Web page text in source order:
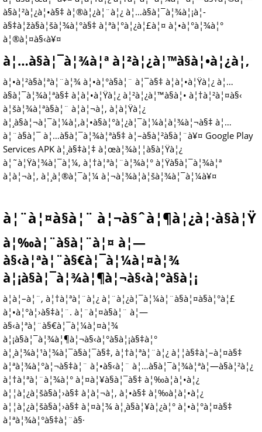
à§à¦²à¦¿à¦•à§‡ à¦®à¦¿à¦¨à¦¿ à¦…à§à¦¯à¦¾à¦¡à¦­
à§‡à¦žà§à¦šà¦¾à¦°à§‡ à¦ªà¦°à¦¿à¦£à¦¤ à¦•à¦°à¦¾à¦°
à¦®à¦¤à§‹à¥¤
à¦…à§à¦¯à¦¾à¦ª à¦²à¦¿à¦™à§à¦•à¦¿à¦‚
à¦•à¦²à§à¦ªà¦¨à¦¾ à¦•à¦°à§à¦¨ à¦¯à§‡ à¦à¦•à¦Ÿà¦¿ à¦…
à§à¦¯à¦¾à¦ªà§‡ à¦à¦•à¦Ÿà¦¿ à¦²à¦¿à¦™à§à¦• à¦†à¦²à¦¤à§‹
à¦šà¦¾à¦ªà§à¦¨ à¦à¦¬à¦‚ à¦à¦Ÿà¦¿
à¦¸à§à¦¬à¦¯à¦¼à¦‚à¦•à§à¦°à¦¿à¦¯à¦¼à¦­à¦¾à¦¬à§‡ à¦…
à¦¨à§à¦¯ à¦…à§à¦¯à¦¾à¦ªà§‡ à¦–à§à¦²à§à¦¨à¥¤ Google Play
Services APK à¦¸à§‡à¦‡ à¦œà¦¾à¦¦à§à¦Ÿà¦¿
à¦˜à¦Ÿà¦¾à¦¯à¦¼, à¦†à¦ªà¦¨à¦¾à¦° à¦Ÿà§à¦¯à¦¾à¦ª
à¦à¦¬à¦‚ à¦¸à¦®à¦¯à¦¼ à¦¬à¦¾à¦à¦šà¦¾à¦¯à¦¼à¥¤
à¦¨à¦¤à§à¦¨ à¦¬à§ˆà¦¶à¦¿à¦·à§à¦Ÿ
à¦‰à¦¨à§à¦¨à¦¤ à¦—
à§‹à¦ªà¦¨à§€à¦¯à¦¼à¦¤à¦¾
à¦¡à§à¦¯à¦¾à¦¶à¦¬à§‹à¦°à§à¦¡
à¦à¦–à¦¨, à¦†à¦ªà¦¨à¦¿ à¦¨à¦¿à¦¯à¦¼à¦¨à§à¦¤à§à¦°à¦£
à¦•à¦°à¦›à§‡à¦¨. à¦¨à¦¤à§à¦¨ à¦—
à§‹à¦ªà¦¨à§€à¦¯à¦¼à¦¤à¦¾
à¦¡à§à¦¯à¦¾à¦¶à¦¬à§‹à¦°à§à¦¡à§‡à¦°
à¦¸à¦¾à¦¹à¦¾à¦¯à§à¦¯à§‡, à¦†à¦ªà¦¨à¦¿ à¦¦à§‡à¦–à¦¤à§‡
à¦ªà¦¾à¦°à¦¬à§‡à¦¨ à¦•à§‹à¦¨ à¦…à§à¦¯à¦¾à¦ªà¦—à§à¦²à¦¿
à¦†à¦ªà¦¨à¦¾à¦° à¦¤à¦¥à§à¦¯à§‡ à¦‰à¦à¦•à¦¿
à¦¦à¦¿à¦šà§à¦›à§‡ à¦à¦¬à¦‚ à¦•à§‡ à¦‰à¦à¦•à¦¿
à¦¦à¦¿à¦šà§à¦›à§‡ à¦¤à¦¾ à¦¸à§à¦¥à¦¿à¦° à¦•à¦°à¦¤à§‡
à¦ªà¦¾à¦°à§‡à¦¨à§·